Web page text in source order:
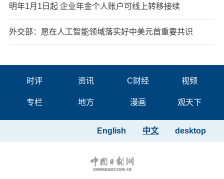
明年1月1日起 企业年金个人账户可线上转移接续
外交部：愿在人工智能领域落实好中美元首重要共识
时评 资讯 C财经 视频
专栏 地方 漫画 观天下
desktop
中文
English